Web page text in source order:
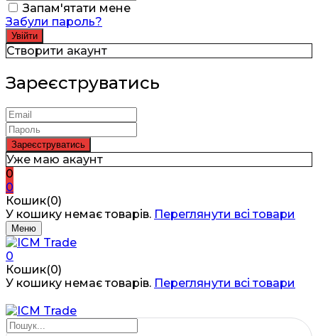
Запам'ятати мене
Забули пароль?
Створити акаунт
Зареєструватись
Уже маю акаунт
0
0
Кошик(0)
У кошику немає товарів. Переглянути всі товари
Меню
0
Кошик(0)
У кошику немає товарів. Переглянути всі товари